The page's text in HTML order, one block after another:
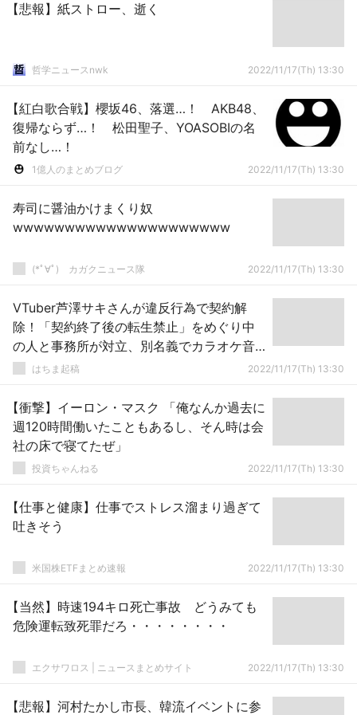
【悲報】紙ストロー、逝く
哲学ニュースnwk 2022/11/17(Th) 13:30
【紅白歌合戦】櫻坂46、落選…！ AKB48、
復帰ならず…！ 松田聖子、YOASOBIの名
前なし…！
1億人のまとめブログ 2022/11/17(Th) 13:30
寿司に醤油かけまくり奴
wwwwwwwwwwwwwwwwwwwww
(*ﾟ∀ﾟ)ゞカガクニュース隊 2022/11/17(Th) 13:30
VTuber芦澤サキさんが違反行為で契約解
除！「契約終了後の転生禁止」をめぐり中
の人と事務所が対立、別名義でカラオケ音
源の使いまわしも発覚
はちま起稿 2022/11/17(Th) 13:30
【衝撃】イーロン・マスク 「俺なんか過去に
週120時間働いたこともあるし、そん時は会
社の床で寝てたぜ」
投資ちゃんねる 2022/11/17(Th) 13:30
【仕事と健康】仕事でストレス溜まり過ぎて
吐きそう
米国株ETFまとめ速報 2022/11/17(Th) 13:30
【当然】時速194キロ死亡事故 どうみても
危険運転致死罪だろ・・・・・・・・
エクサワロス | ニュースまとめサイト 2022/11/17(Th) 13:30
【悲報】河村たかし市長、韓流イベントに参